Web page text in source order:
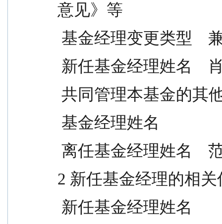
意见》等
基金经理变更类型
新任基金经理姓名
共同管理本基金的其
基金经理姓名
离任基金经理姓名
2 新任基金经理的相关
新任基金经理姓名